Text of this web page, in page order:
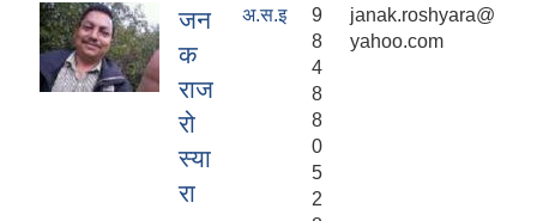
जन
क
राज
रो
स्या
रा
अ.स.इ
9
8
4
8
8
0
5
2
janak.roshyara@
yahoo.com